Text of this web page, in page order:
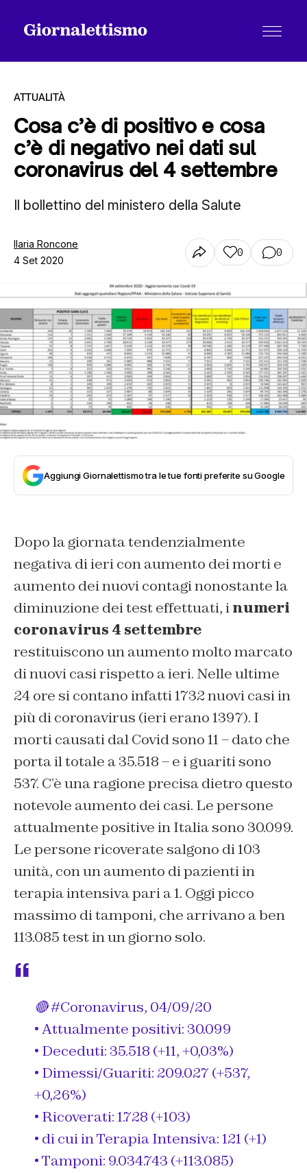
Tutti gli articoli
Chi siamo
Contatti
ATTUALITÀ
Cosa c’è di positivo e cosa
c’è di negativo nei dati sul
coronavirus del 4 settembre
Il bollettino del ministero della Salute
Ilaria Roncone
4 Set 2020
0 0
Aggiungi Giornalettismo tra le tue fonti preferite su Google
Dopo la giornata tendenzialmente
negativa di ieri con aumento dei morti e
aumento dei nuovi contagi nonostante la
diminuzione dei test effettuati, inumeri
coronavirus 4 settembre
restituiscono un aumento molto marcato
di nuovi casi rispetto a ieri. Nelle ultime
24 ore si contano infatti 1732 nuovi casi in
più di coronavirus (ieri erano 1397). I
morti causati dal Covid sono 11 – dato che
porta il totale a 35.518 – e i guariti sono
537. C’è una ragione precisa dietro questo
notevole aumento dei casi. Le persone
attualmente positive in Italia sono 30.099.
Le persone ricoverate salgono di 103
unità, con un aumento di pazienti in
terapia intensiva pari a 1. Oggi picco
massimo di tamponi, che arrivano a ben
113.085 test in un giorno solo.
🔴#Coronavirus, 04/09/20
• Attualmente positivi: 30.099
• Deceduti: 35.518 (+11, +0,03%)
• Dimessi/Guariti: 209.027 (+537,
+0,26%)
• Ricoverati: 1.728 (+103)
• di cui in Terapia Intensiva: 121 (+1)
• Tamponi: 9.034.743 (+113.085)